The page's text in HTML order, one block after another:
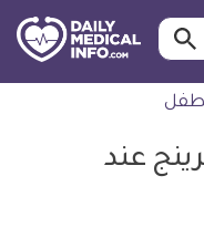
ابحث…
عند